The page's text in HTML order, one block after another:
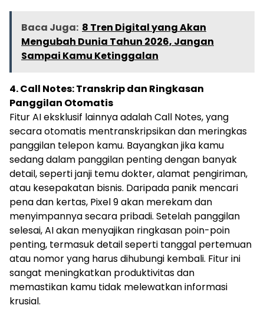
Baca Juga: 8 Tren Digital yang Akan
Mengubah Dunia Tahun 2026, Jangan
Sampai Kamu Ketinggalan
4. Call Notes: Transkrip dan Ringkasan
Panggilan Otomatis
Fitur AI eksklusif lainnya adalah Call Notes, yang
secara otomatis mentranskripsikan dan meringkas
panggilan telepon kamu. Bayangkan jika kamu
sedang dalam panggilan penting dengan banyak
detail, seperti janji temu dokter, alamat pengiriman,
atau kesepakatan bisnis. Daripada panik mencari
pena dan kertas, Pixel 9 akan merekam dan
menyimpannya secara pribadi. Setelah panggilan
selesai, AI akan menyajikan ringkasan poin-poin
penting, termasuk detail seperti tanggal pertemuan
atau nomor yang harus dihubungi kembali. Fitur ini
sangat meningkatkan produktivitas dan
memastikan kamu tidak melewatkan informasi
krusial.